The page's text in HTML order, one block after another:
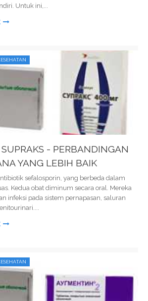
Untuk ini,...
- PERBANDINGAN
YANG LEBIH BAIK
sefalosporin, yang berbeda dalam
Kedua obat diminum secara oral. Mereka
infeksi pada sistem pernapasan, saluran